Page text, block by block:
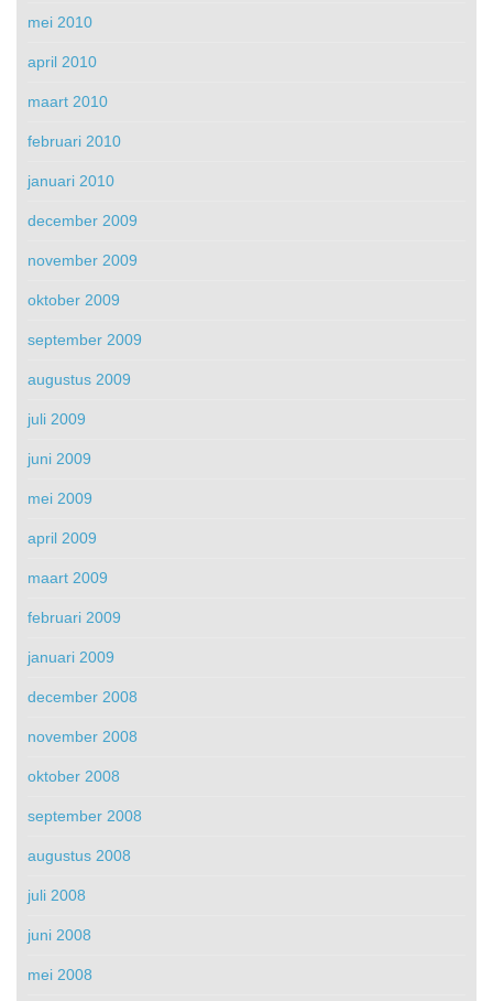
mei 2010
april 2010
maart 2010
februari 2010
januari 2010
december 2009
november 2009
oktober 2009
september 2009
augustus 2009
juli 2009
juni 2009
mei 2009
april 2009
maart 2009
februari 2009
januari 2009
december 2008
november 2008
oktober 2008
september 2008
augustus 2008
juli 2008
juni 2008
mei 2008